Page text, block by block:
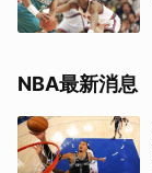
NBA最新消息